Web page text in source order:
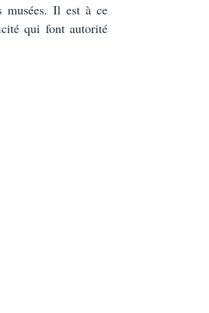
musées. Il est à ce
qui font autorité